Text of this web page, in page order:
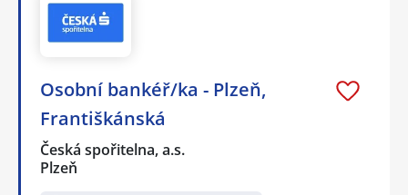
Osobní bankéř/ka - Plzeň,
Františkánská
Česká spořitelna, a.s.
Plzeň